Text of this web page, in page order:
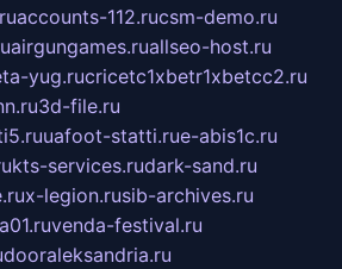
accounts-112.rucsm-demo.ru
airgungames.ruallseo-host.ru
yug.rucricetc1xbetr1xbetcc2.ru
3d-file.ru
uafoot-statti.rue-abis1c.ru
kts-services.rudark-sand.ru
x-legion.rusib-archives.ru
venda-festival.ru
dooraleksandria.ru